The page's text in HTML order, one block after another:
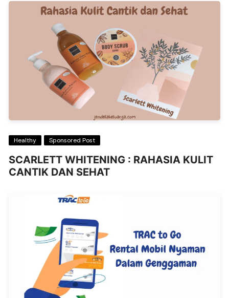
Healthy Sponsored Post
SCARLETT WHITENING : RAHASIA KULIT
CANTIK DAN SEHAT